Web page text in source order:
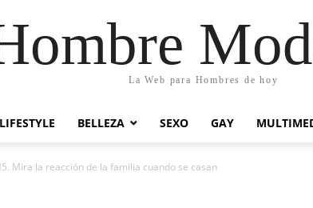
La Web para Hombres de hoy
LIFESTYLE BELLEZA SEXO GAY
Mira la reacción de la familia cuando se casan